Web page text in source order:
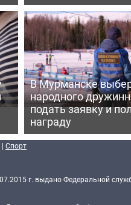
В Мурманске
народного
подать заявку и
награду
| Спорт
г. выдано Федеральной